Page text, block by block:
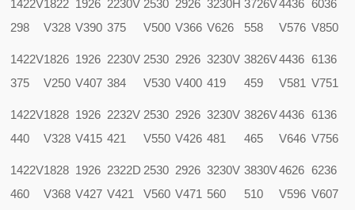
1422V
298
1822
V328
1926
V390
2230V
375
2530
V500
2926
V366
3230H
V626
3726V
558
4436
V576
6036
V850
1422V
375
1826
V250
1926
V407
2230V
384
2530
V530
2926
V400
3230V
419
3826V
459
4436
V581
6136
V751
1422V
440
1828
V328
1926
V415
2232V
421
2530
V550
2926
V426
3230V
481
3826V
465
4436
V646
6136
V756
1422V
460
1828
V368
1926
V427
2322D
V421
2530
V560
2926
V471
3230V
560
3830V
510
4626
V596
6236
V607